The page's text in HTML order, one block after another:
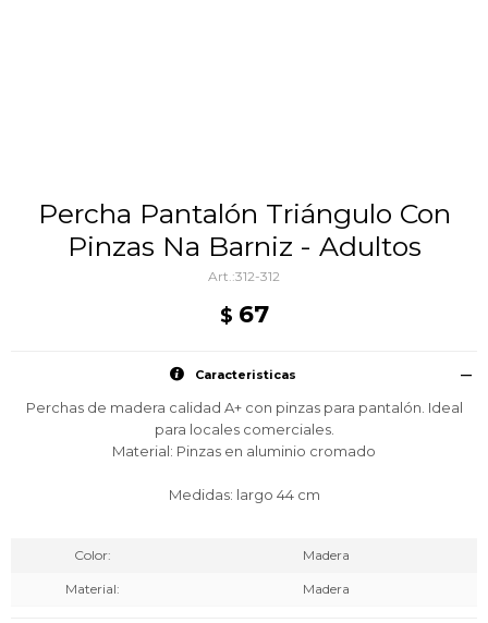
Percha Pantalón Triángulo Con
Pinzas Na Barniz - Adultos
312-312
$ 67
Caracteristicas
Perchas de madera calidad A+ con pinzas para pantalón. Ideal
para locales comerciales.
Material: Pinzas en aluminio cromado
Medidas: largo 44 cm
Color Madera
Material Madera